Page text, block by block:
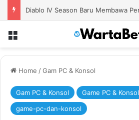
Home /Gam PC & Konsol
Gam PC & Konsol
Game PC & Konsol
game-pc-dan-konsol